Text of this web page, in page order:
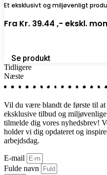
Et eksklusivt og miljøvenligt
Fra Kr. 39.44 ,- ekskl.
Se produkt
Tidligere
Næste
Vil du være blandt de første til at
eksklusive tilbud og
tilmelde dig vores nyhedsbrev!
holder vi dig opdateret og
arbejdsdag.
E-mail
Fulde navn